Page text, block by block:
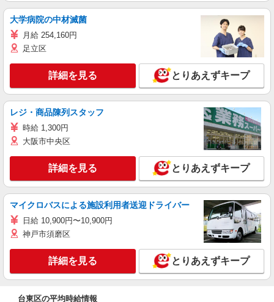
大学病院の中材滅菌
月給 254,160円
足立区
詳細を見る とりあえずキープ
レジ・商品陳列スタッフ
時給 1,300円
大阪市中央区
詳細を見る とりあえずキープ
マイクロバスによる施設利用者送迎ドライバー
日給 10,900円〜10,900円
神戸市須磨区
詳細を見る とりあえずキープ
台東区の平均時給情報